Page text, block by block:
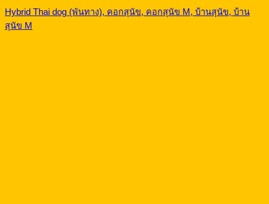
Hybrid Thai dog (พันทาง), คอกสุนัข, คอกสุนัข M, บ้านสุนัข, บ้าน
สุนัข M